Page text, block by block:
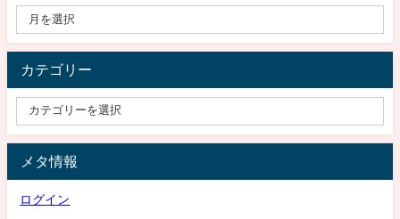
カテゴリー
メタ情報
ログイン